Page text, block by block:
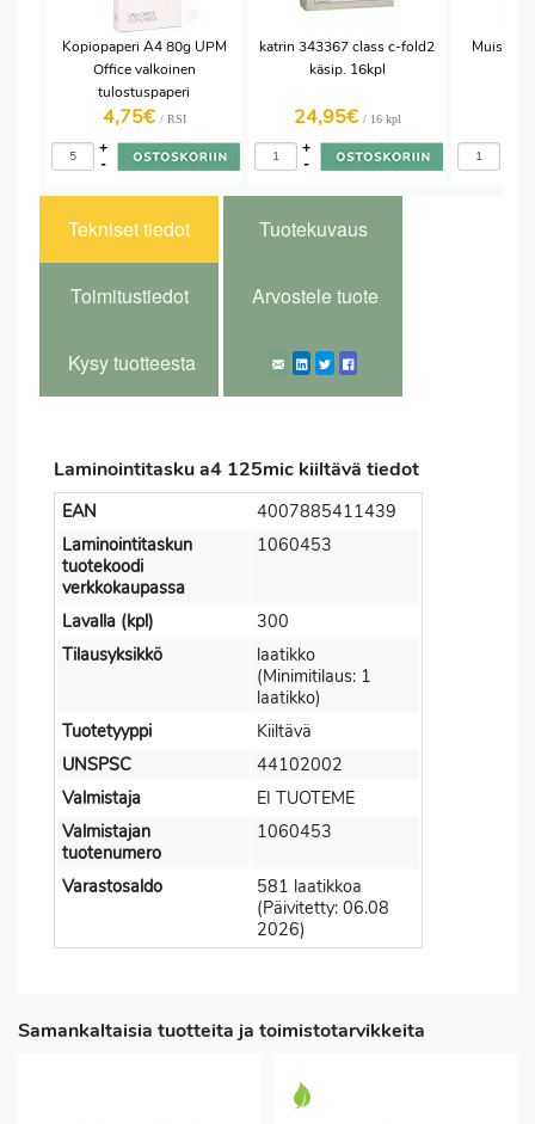
Kopiopaperi A4 80g UPM
Office valkoinen
tulostuspaperi
4,75€ / RSI
-
+
katrin 343367 class c-fold2
käsip. 16kpl
24,95€ / 16 kpl
-
+
Tekniset tiedot Tuotekuvaus
Toimitustiedot Arvostele tuote
Kysy tuotteesta
Laminointitasku a4 125mic kiiltävä tiedot
EAN
4007885411439
Laminointitaskun
tuotekoodi
verkkokaupassa
1060453
Lavalla (kpl)
300
Tilausyksikkö
laatikko
(Minimitilaus: 1
laatikko)
Tuotetyyppi
Kiiltävä
UNSPSC
44102002
Valmistaja
EI TUOTEME
Valmistajan
tuotenumero
1060453
Varastosaldo
581 laatikkoa
(Päivitetty: 06.08
2026)
Samankaltaisia tuotteita ja toimistotarvikkeita